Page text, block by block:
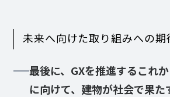
未来へ向けた取り組みへの期
最後に、GXを推進するこれ
に向けて、建物が社会で果た